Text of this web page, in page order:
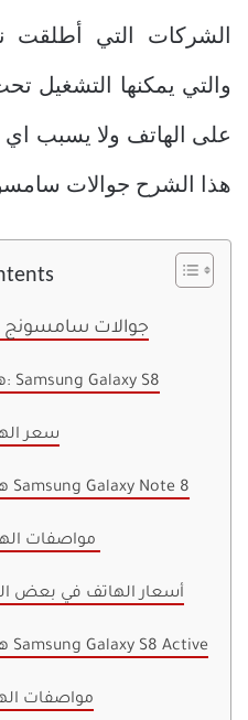
الشركات التي أطلقت
والتي يمكنها التشغيل
على الهاتف ولا يسبب
هذا الشرح جوالات
جوالات سامسونج
هاتف: Samsung Galaxy S8
سعر
هاتف Samsung Galaxy Note 8
أسعار الهاتف في بعض
هاتف Samsung Galaxy S8 Active
مواصفات